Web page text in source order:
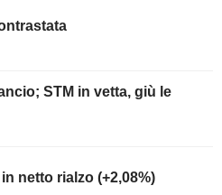
STM in vetta, giù le
netto rialzo (+2,08%)